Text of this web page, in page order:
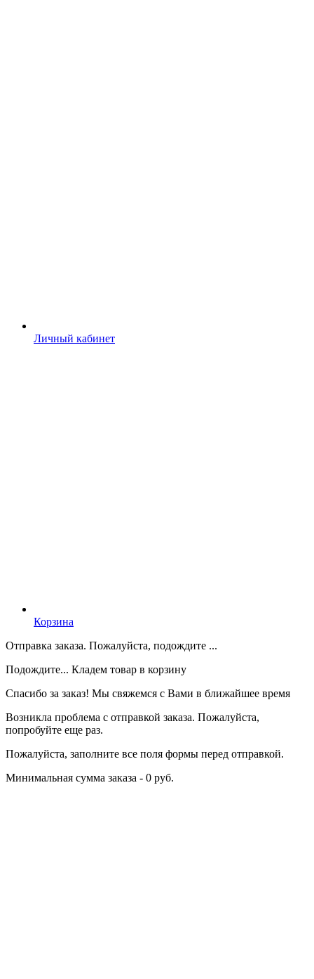
Личный кабинет
Корзина
Отправка заказа. Пожалуйста, подождите ...
Подождите... Кладем товар в корзину
Спасибо за заказ! Мы свяжемся с Вами в ближайшее время
Возникла проблема с отправкой заказа. Пожалуйста,
попробуйте еще раз.
Пожалуйста, заполните все поля формы перед отправкой.
Минимальная сумма заказа - 0 руб.